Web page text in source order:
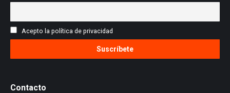
Acepto la política de privacidad
Contacto